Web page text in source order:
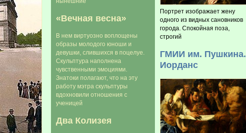
«Вечная весна»
В нем виртуозно воплощены
образы молодого юноши и
девушки, слившихся в поцелуе.
Скульптура наполнена
чувственными эмоциями.
Знатоки полагают, что на эту
работу мэтра скульптуры
вдохновили отношения с
ученицей
Два Колизея
Портрет изображает жену
одного из видных сановников
города. Спокойная поза,
строгий
ГМИИ им. Пушкина.
Иорданс